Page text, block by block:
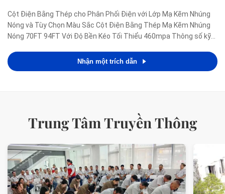
cho phân phối điện
Cột Điện Bằng Thép cho Phân Phối Điện với Lớp Mạ Kẽm Nhúng
Nóng và Tùy Chọn Màu Sắc Cột Điện Bằng Thép Mạ Kẽm Nhúng
Nóng 70FT 94FT Với Độ Bền Kéo Tối Thiểu 460mpa Thông số kỹ
tháp, Hình cột, đa giác hoặc hình nón Vật liệu Thường là Q345B...
Nhận một trích dẫn
Trung Tâm Truyền Thông